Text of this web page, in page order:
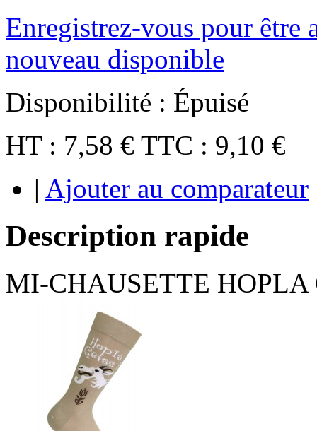
Enregistrez-vous pour être
nouveau disponible
Disponibilité : Épuisé
HT : 7,58 € TTC : 9,10 €
| Ajouter au comparateur
Description rapide
MI-CHAUSETTE HOPLA